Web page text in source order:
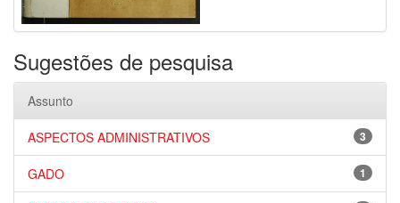
Sugestões de pesquisa
Assunto
3
ASPECTOS ADMINISTRATIVOS
1
GADO